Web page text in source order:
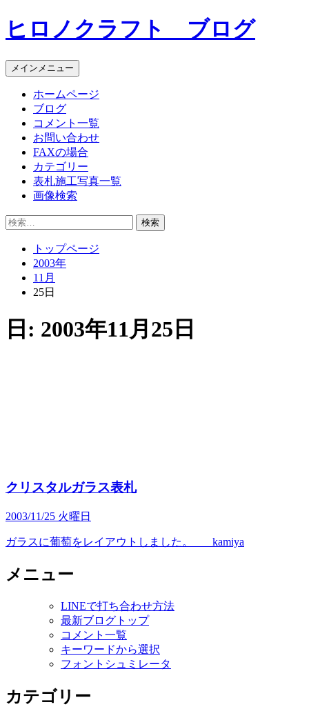
コ
ン
ン
ツ
ヒロノクラフト ブログ
メインメニュー
ホームページ
ブログ
コメント一覧
お問い合わせ
FAXの場合
カテゴリー
表札施工写真一覧
画像検索
検
トップページ
2003年
11月
25日
日: 2003年11月25日
クリスタルガラス表札
2003/11/25 火曜日
ガラスに葡萄をレイアウトしました。 kamiya
メニュー
LINEで打ち合わせ方法
最新ブログトップ
コメント一覧
キーワードから選択
フォントシュミレータ
カテゴリー